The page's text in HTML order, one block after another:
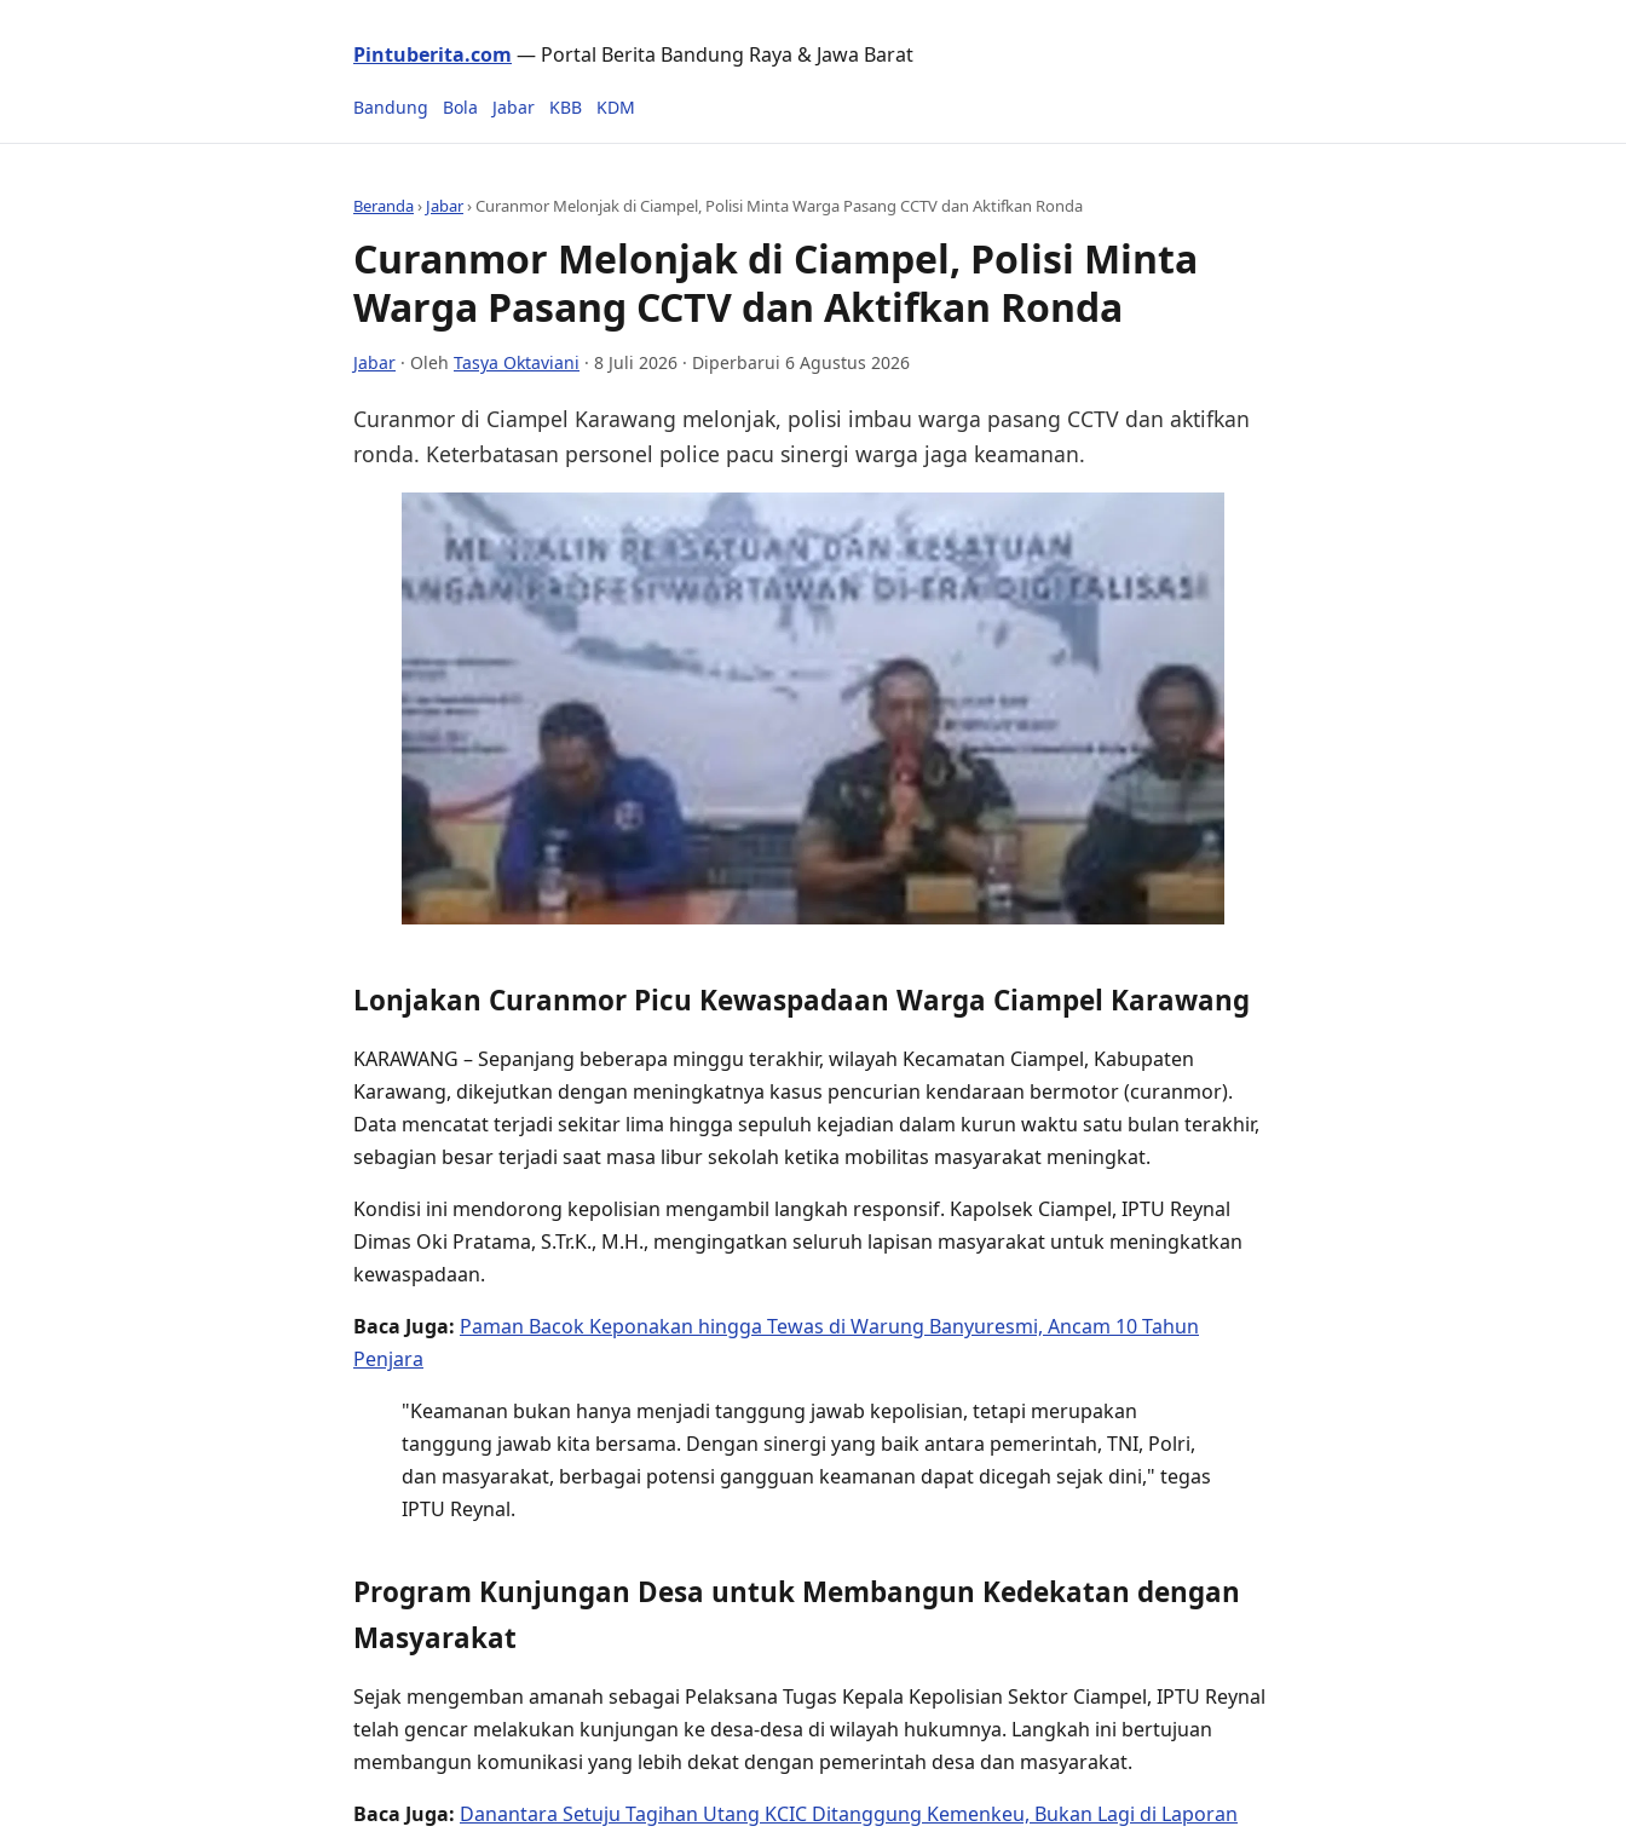
Pintuberita.com — Portal Berita Bandung Raya & Jawa Barat
Bandung Bola Jabar KBB KDM
Beranda› Jabar›Curanmor Melonjak di Ciampel, Polisi Minta Warga Pasang CCTV dan Aktifkan Ronda
Curanmor Melonjak di Ciampel, Polisi Minta
Warga Pasang CCTV dan Aktifkan Ronda
Jabar · Oleh Tasya Oktaviani · 8 Juli 2026 · Diperbarui 6 Agustus 2026
Curanmor di Ciampel Karawang melonjak, polisi imbau warga pasang CCTV dan aktifkan
ronda. Keterbatasan personel police pacu sinergi warga jaga keamanan.
Lonjakan Curanmor Picu Kewaspadaan Warga Ciampel Karawang
KARAWANG – Sepanjang beberapa minggu terakhir, wilayah Kecamatan Ciampel, Kabupaten
Karawang, dikejutkan dengan meningkatnya kasus pencurian kendaraan bermotor (curanmor).
Data mencatat terjadi sekitar lima hingga sepuluh kejadian dalam kurun waktu satu bulan terakhir,
sebagian besar terjadi saat masa libur sekolah ketika mobilitas masyarakat meningkat.
Kondisi ini mendorong kepolisian mengambil langkah responsif. Kapolsek Ciampel, IPTU Reynal
Dimas Oki Pratama, S.Tr.K., M.H., mengingatkan seluruh lapisan masyarakat untuk meningkatkan
kewaspadaan.
Baca Juga: Paman Bacok Keponakan hingga Tewas di Warung Banyuresmi, Ancam 10 Tahun
Penjara
"Keamanan bukan hanya menjadi tanggung jawab kepolisian, tetapi merupakan
tanggung jawab kita bersama. Dengan sinergi yang baik antara pemerintah, TNI, Polri,
dan masyarakat, berbagai potensi gangguan keamanan dapat dicegah sejak dini," tegas
IPTU Reynal.
Program Kunjungan Desa untuk Membangun Kedekatan dengan
Masyarakat
Sejak mengemban amanah sebagai Pelaksana Tugas Kepala Kepolisian Sektor Ciampel, IPTU Reynal
telah gencar melakukan kunjungan ke desa-desa di wilayah hukumnya. Langkah ini bertujuan
membangun komunikasi yang lebih dekat dengan pemerintah desa dan masyarakat.
Baca Juga: Danantara Setuju Tagihan Utang KCIC Ditanggung Kemenkeu, Bukan Lagi di Laporan